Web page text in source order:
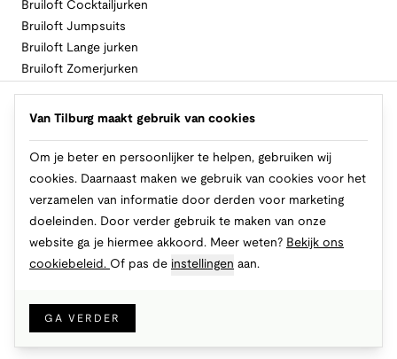
Bruiloft Cocktailjurken
Bruiloft Jumpsuits
Bruiloft Lange jurken
Bruiloft Zomerjurken
Volg Van Tilburg
Makkelijk en veilig betalen
Cookies
Van Tilburg maakt gebruik van cookies
Om je beter en persoonlijker te helpen, gebruiken wij
cookies. Daarnaast maken we gebruik van cookies voor het
verzamelen van informatie door derden voor marketing
doeleinden. Door verder gebruik te maken van onze
website ga je hiermee akkoord. Meer weten? Bekijk ons
cookiebeleid. Of pas de instellingen aan.
GA VERDER